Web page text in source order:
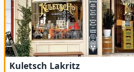
Kuletsch Lakritz